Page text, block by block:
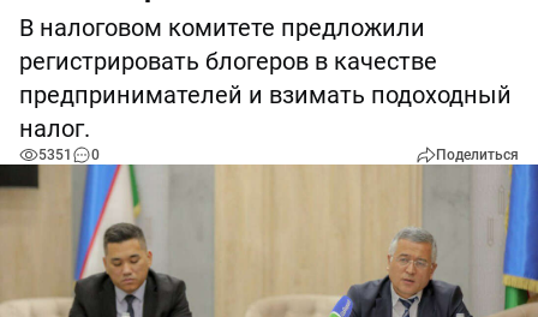
В налоговом комитете предложили
регистрировать блогеров в качестве
предпринимателей и взимать подоходный
налог.
5351 0 Поделиться